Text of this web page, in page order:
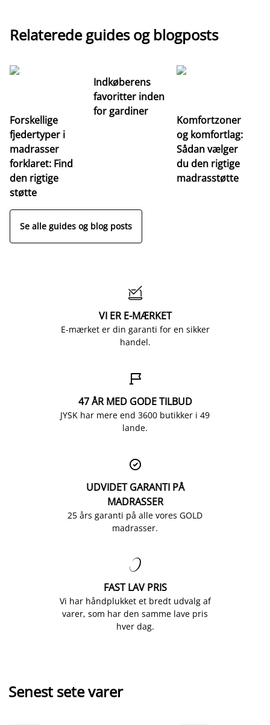
Relaterede guides og blogposts
Forskellige
fjedertyper i
madrasser
forklaret: Find
den rigtige
støtte
Indkøberens
favoritter inden
for gardiner
Komfortzoner
og komfortlag:
Sådan vælger
du den rigtige
madrasstøtte
Se alle guides og blog posts

VI ER E-MÆRKET
E-mærket er din garanti for en sikker
handel.

47 ÅR MED GODE TILBUD
JYSK har mere end 3600 butikker i 49
lande.

UDVIDET GARANTI PÅ
MADRASSER
25 års garanti på alle vores GOLD
madrasser.

FAST LAV PRIS
Vi har håndplukket et bredt udvalg af
varer, som har den samme lave pris
hver dag.
Senest sete varer